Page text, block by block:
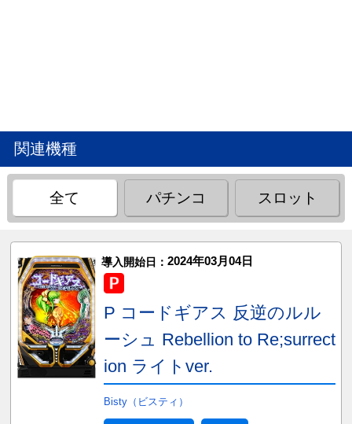
関連機種
全て パチンコ スロット
導入開始日： 2024年03月04日
P コードギアス 反逆のルル
ーシュ Rebellion to Re;surrect
ion ライトver.
Bisty（ビスティ）